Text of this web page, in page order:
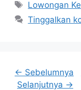
Tag
Lowongan
Tinggalkan
← Sebelumnya
Selanjutnya →